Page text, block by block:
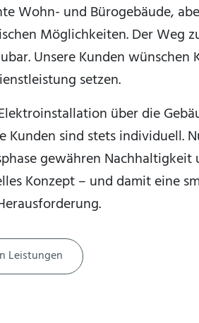
Wohn- und Bürogebäude,
Möglichkeiten. Der Weg
Unsere Kunden
setzen.
über die
Kunden sind stets individuell.
gewähren
Konzept – und damit eine
Leistungen